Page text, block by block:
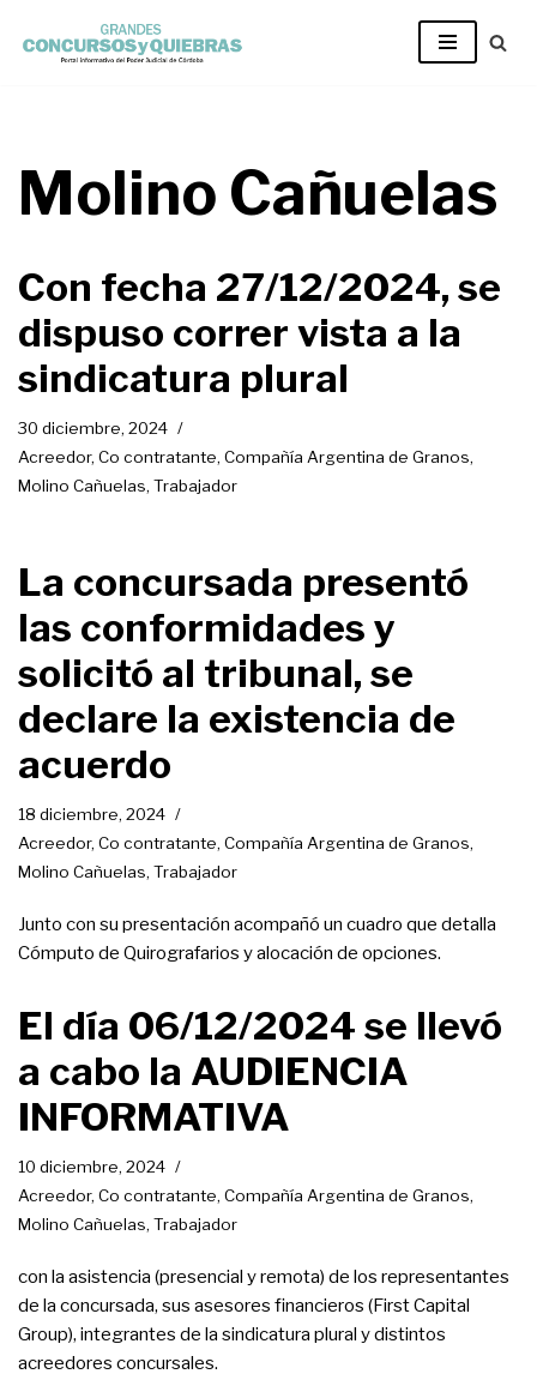
Molino Cañuelas
Con fecha 27/12/2024, se
dispuso correr vista a la
sindicatura plural
30 diciembre, 2024
Acreedor, Co contratante, Compañía Argentina de Granos,
Molino Cañuelas, Trabajador
La concursada presentó
las conformidades y
solicitó al tribunal, se
declare la existencia de
acuerdo
18 diciembre, 2024
Acreedor, Co contratante, Compañía Argentina de Granos,
Molino Cañuelas, Trabajador
Junto con su presentación acompañó un cuadro que detalla
Cómputo de Quirografarios y alocación de opciones.
El día 06/12/2024 se llevó
a cabo la AUDIENCIA
INFORMATIVA
10 diciembre, 2024
Acreedor, Co contratante, Compañía Argentina de Granos,
Molino Cañuelas, Trabajador
con la asistencia (presencial y remota) de los representantes
de la concursada, sus asesores financieros (First Capital
Group), integrantes de la sindicatura plural y distintos
acreedores concursales.